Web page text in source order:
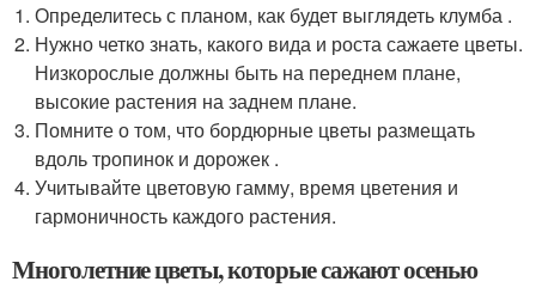
Определитесь с планом, как будет выглядеть клумба .
Нужно четко знать, какого вида и роста сажаете цветы.
Низкорослые должны быть на переднем плане,
высокие растения на заднем плане.
Помните о том, что бордюрные цветы размещать
вдоль тропинок и дорожек .
Учитывайте цветовую гамму, время цветения и
гармоничность каждого растения.
Многолетние цветы, которые сажают осенью